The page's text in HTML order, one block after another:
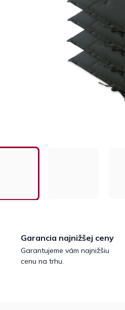
Garancia najnižšej ceny
Garantujeme vám najnižšiu
cenu na trhu.